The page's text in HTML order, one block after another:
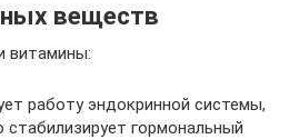
веществ
витамины:
работу эндокринной системы,
стабилизирует гормональный